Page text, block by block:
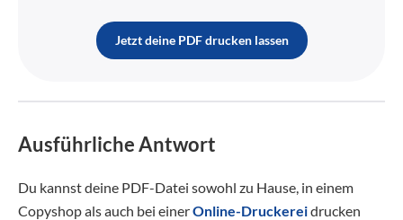
Jetzt deine PDF drucken lassen
Ausführliche Antwort
Du kannst deine PDF-Datei sowohl zu Hause, in einem
Copyshop als auch bei einerOnline-Druckereidrucken